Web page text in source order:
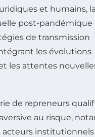
et humains, la
post-pandémique
de transmission
les évolutions
les attentes
de repreneurs
au risque,
acteurs